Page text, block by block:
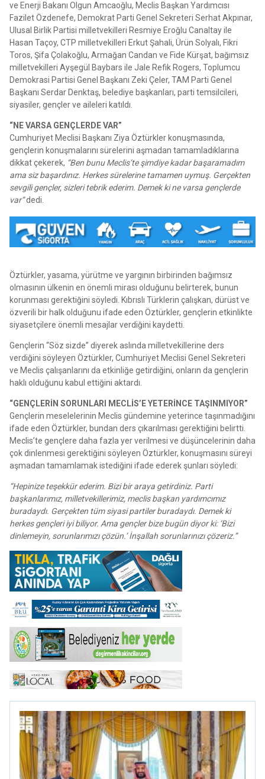
ve Enerji Bakanı Olgun Amcaoğlu, Meclis Başkan Yardımcısı
Fazilet Özdenefe, Demokrat Parti Genel Sekreteri Serhat Akpınar,
Ulusal Birlik Partisi milletvekilleri Resmiye Eroğlu Canaltay ile
Hasan Taçoy, CTP milletvekilleri Erkut Şahali, Ürün Solyalı, Fikri
Toros, Şifa Çolakoğlu, Armağan Candan ve Fide Kürşat, bağımsız
milletvekilleri Ayşegül Baybars ile Jale Refik Rogers, Toplumcu
Demokrasi Partisi Genel Başkanı Zeki Çeler, TAM Parti Genel
Başkanı Serdar Denktaş, belediye başkanları, parti temsilcileri,
siyasiler, gençler ve aileleri katıldı.
“NE VARSA GENÇLERDE VAR”
Cumhuriyet Meclisi Başkanı Ziya Öztürkler konuşmasında,
gençlerin konuşmalarını sürelerini aşmadan tamamladıklarına
dikkat çekerek, “Ben bunu Meclis’te şimdiye kadar başaramadım
ama siz başardınız. Herkes sürelerine tamamen uymuş. Gerçekten
sevgili gençler, sizleri tebrik ederim. Demek ki ne varsa gençlerde
var”dedi.
Öztürkler, yasama, yürütme ve yargının birbirinden bağımsız
olmasının ülkenin en önemli mirası olduğunu belirterek, bunun
korunması gerektiğini söyledi. Kıbrıslı Türklerin çalışkan, dürüst ve
özverili bir halk olduğunu ifade eden Öztürkler, gençlerin etkinlikte
siyasetçilere önemli mesajlar verdiğini kaydetti.
Gençlerin “Söz sizde” diyerek aslında milletvekillerine ders
verdiğini söyleyen Öztürkler, Cumhuriyet Meclisi Genel Sekreteri
ve Meclis çalışanlarını da etkinliğe getirdiğini, onların da gençlerin
haklı olduğunu kabul ettiğini aktardı.
“GENÇLERİN SORUNLARI MECLİS’E YETERİNCE TAŞINMIYOR”
Gençlerin meselelerinin Meclis gündemine yeterince taşınmadığını
ifade eden Öztürkler, bundan ders çıkarılması gerektiğini belirtti.
Meclis’te gençlere daha fazla yer verilmesi ve düşüncelerinin daha
çok dinlenmesi gerektiğini söyleyen Öztürkler, konuşmasını süreyi
aşmadan tamamlamak istediğini ifade ederek şunları söyledi:
“Hepinize teşekkür ederim. Bizi bir araya getirdiniz. Parti
başkanlarımız, milletvekillerimiz, meclis başkan yardımcımız
buradaydı. Gerçekten tüm siyasi partiler buradaydı. Demek ki
herkes gençleri iyi biliyor. Ama gençler bize bugün diyor ki: ‘Bizi
dinlemeyin, sorunlarımızı çözün.’ İnşallah sorunlarınızı çözeriz.”